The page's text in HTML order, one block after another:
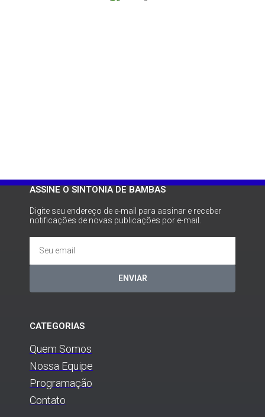
ASSINE O SINTONIA DE BAMBAS
Digite seu endereço de e-mail para assinar e receber
notificações de novas publicações por e-mail.
ENVIAR
CATEGORIAS
Quem Somos
Nossa Equipe
Programação
Contato